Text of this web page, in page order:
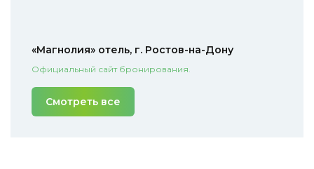
«Магнолия» отель, г. Ростов-на-Дону
Официальный сайт бронирования.
Смотреть все